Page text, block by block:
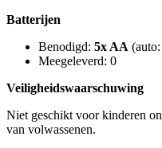
Batterijen
Benodigd: 5x AA
Meegeleverd: 0
Veiligheidswaarschuwing
Niet geschikt voor kinderen
van volwassenen.